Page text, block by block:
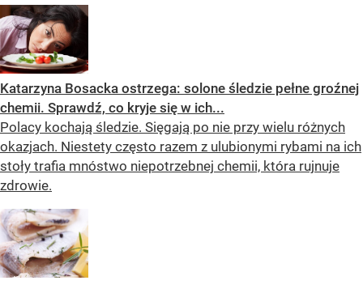
Katarzyna Bosacka ostrzega: solone śledzie pełne groźnej
chemii. Sprawdź, co kryje się w ich...
Polacy kochają śledzie. Sięgają po nie przy wielu różnych
okazjach. Niestety często razem z ulubionymi rybami na ich
stoły trafia mnóstwo niepotrzebnej chemii, która rujnuje
zdrowie.